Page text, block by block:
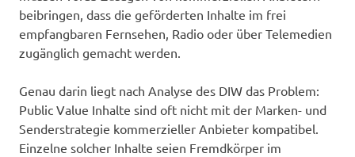
beibringen, dass die geförderten Inhalte im frei
empfangbaren Fernsehen, Radio oder über Telemedien
zugänglich gemacht werden.
Genau darin liegt nach Analyse des DIW das Problem:
Public Value Inhalte sind oft nicht mit der Marken- und
Senderstrategie kommerzieller Anbieter kompatibel.
Einzelne solcher Inhalte seien Fremdkörper im